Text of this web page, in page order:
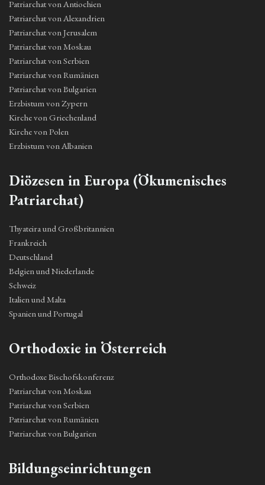
Patriarchat von Antiochien
Patriarchat von Alexandrien
Patriarchat von Jerusalem
Patriarchat von Moskau
Patriarchat von Serbien
Patriarchat von Rumänien
Patriarchat von Bulgarien
Erzbistum von Zypern
Kirche von Griechenland
Kirche von Polen
Erzbistum von Albanien
Diözesen in Europa (Ökumenisches
Patriarchat)
Thyateira und Großbritannien
Frankreich
Deutschland
Belgien und Niederlande
Schweiz
Italien und Malta
Spanien und Portugal
Orthodoxie in Österreich
Orthodoxe Bischofskonferenz
Patriarchat von Moskau
Patriarchat von Serbien
Patriarchat von Rumänien
Patriarchat von Bulgarien
Bildungseinrichtungen